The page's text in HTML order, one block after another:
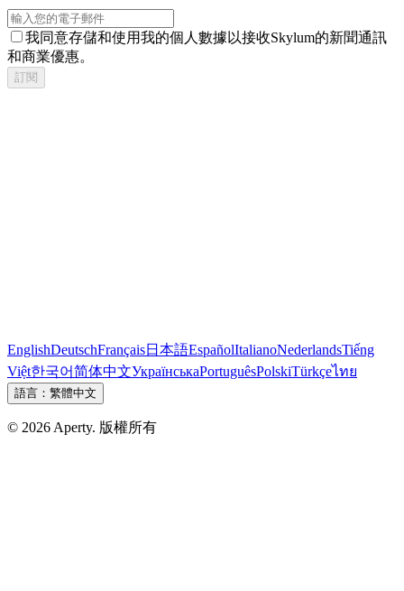
我同意存儲和使用我的個人數據以接收Skylum的新聞通訊
和商業優惠。
訂閱
EnglishDeutschFrançais日本語EspañolItalianoNederlandsTiếng
Việt한국어简体中文УкраїнськаPortuguêsPolskiTürkçeไทย
語言： 繁體中文
© 2026 Aperty. 版權所有